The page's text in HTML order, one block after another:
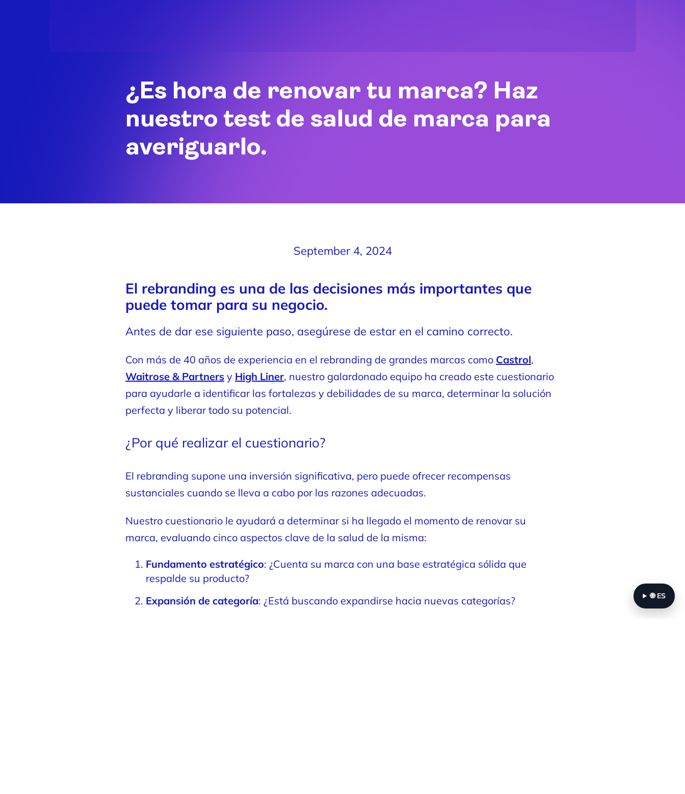
🌐ES
¿Es hora de renovar tu marca? Haz
nuestro test de salud de marca para
averiguarlo.
September 4, 2024
El rebranding es una de las decisiones más importantes que
puede tomar para su negocio.
Antes de dar ese siguiente paso, asegúrese de estar en el camino correcto.
Con más de 40 años de experiencia en el rebranding de grandes marcas como Castrol,
Waitrose & Partners y High Liner, nuestro galardonado equipo ha creado este cuestionario
para ayudarle a identificar las fortalezas y debilidades de su marca, determinar la solución
perfecta y liberar todo su potencial.
¿Por qué realizar el cuestionario?
El rebranding supone una inversión significativa, pero puede ofrecer recompensas
sustanciales cuando se lleva a cabo por las razones adecuadas.
Nuestro cuestionario le ayudará a determinar si ha llegado el momento de renovar su
marca, evaluando cinco aspectos clave de la salud de la misma:
Fundamento estratégico: ¿Cuenta su marca con una base estratégica sólida que
respalde su producto?
Expansión de categoría: ¿Está buscando expandirse hacia nuevas categorías?